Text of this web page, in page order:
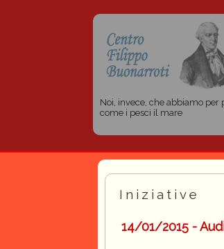
Noi, invece, che abbiamo per
come i pesci il mare
Iniziative
14/01/2015 -